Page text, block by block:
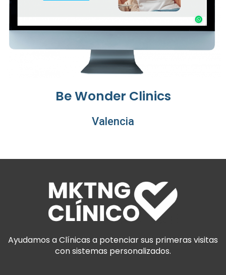
Be Wonder Clinics
Valencia
Ayudamos a Clínicas a potenciar sus primeras visitas
con sistemas personalizados.